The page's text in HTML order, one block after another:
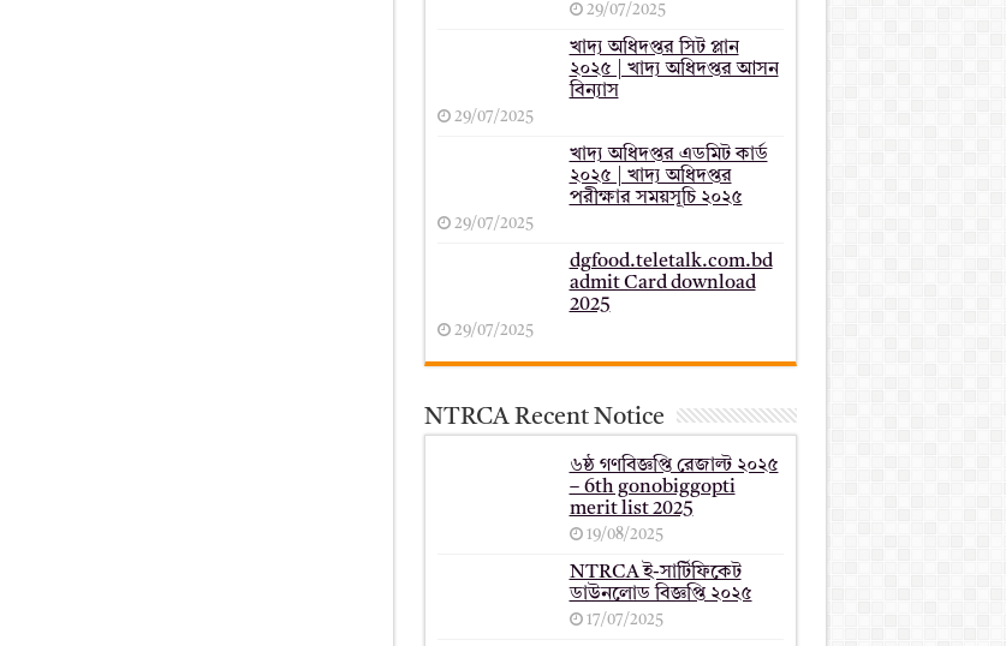
29/07/2025
খাদ্য অধিদপ্তর সিট প্লান
২০২৫ | খাদ্য অধিদপ্তর আসন
বিন্যাস
29/07/2025
খাদ্য অধিদপ্তর এডমিট কার্ড
২০২৫ | খাদ্য অধিদপ্তর
পরীক্ষার সময়সূচি ২০২৫
29/07/2025
dgfood.teletalk.com.bd
admit Card download
2025
29/07/2025
NTRCA Recent Notice
৬ষ্ঠ গণবিজ্ঞপ্তি রেজাল্ট ২০২৫
– 6th gonobiggopti
merit list 2025
19/08/2025
NTRCA ই-সার্টিফিকেট
ডাউনলোড বিজ্ঞপ্তি ২০২৫
17/07/2025